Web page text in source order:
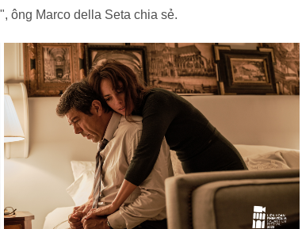
ông Marco della Seta chia sẻ.